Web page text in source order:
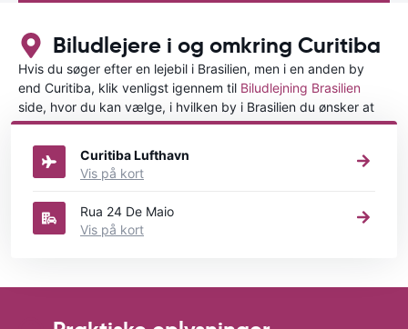
Biludlejere i og omkring Curitiba
Hvis du søger efter en lejebil i Brasilien, men i en anden by
end Curitiba, klik venligst igennem til Biludlejning Brasilien
side, hvor du kan vælge, i hvilken by i Brasilien du ønsker at
leje en bil.
Curitiba Lufthavn
Vis på kort
Rua 24 De Maio
Vis på kort